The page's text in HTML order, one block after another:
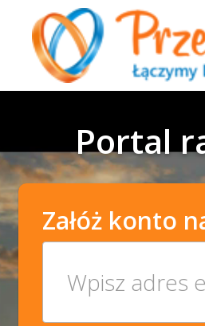
Portal
Załóż konto